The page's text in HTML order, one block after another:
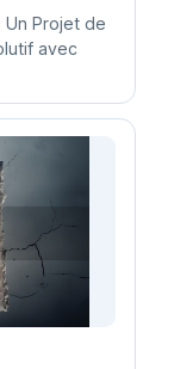
Un Projet de
avec